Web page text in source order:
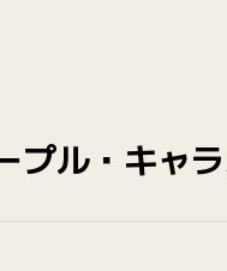
プル・キャ